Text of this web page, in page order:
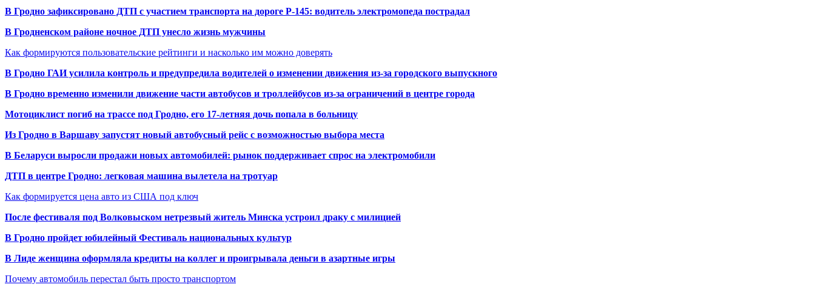
В Гродно зафиксировано ДТП с участием транспорта на дороге Р-145: водитель электромопеда пострадал
В Гродненском районе ночное ДТП унесло жизнь мужчины
Как формируются пользовательские рейтинги и насколько им можно доверять
В Гродно ГАИ усилила контроль и предупредила водителей о изменении движения из-за городского выпускного
В Гродно временно изменили движение части автобусов и троллейбусов из-за ограничений в центре города
Мотоциклист погиб на трассе под Гродно, его 17-летняя дочь попала в больницу
Из Гродно в Варшаву запустят новый автобусный рейс с возможностью выбора места
В Беларуси выросли продажи новых автомобилей: рынок поддерживает спрос на электромобили
ДТП в центре Гродно: легковая машина вылетела на тротуар
Как формируется цена авто из США под ключ
После фестиваля под Волковыском нетрезвый житель Минска устроил драку с милицией
В Гродно пройдет юбилейный Фестиваль национальных культур
В Лиде женщина оформляла кредиты на коллег и проигрывала деньги в азартные игры
Почему автомобиль перестал быть просто транспортом